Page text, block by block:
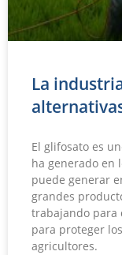
La
El glifosato es
ha generado en
puede generar
grandes
trabajando para
para proteger
agricultores.